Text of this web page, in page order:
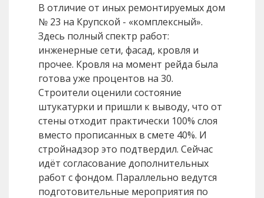
В отличие от иных ремонтируемых дом
№ 23 на Крупской - «комплексный».
Здесь полный спектр работ:
инженерные сети, фасад, кровля и
прочее. Кровля на момент рейда была
готова уже процентов на 30.
Строители оценили состояние
штукатурки и пришли к выводу, что от
стены отходит практически 100% слоя
вместо прописанных в смете 40%. И
стройнадзор это подтвердил. Сейчас
идёт согласование дополнительных
работ с фондом. Параллельно ведутся
подготовительные мероприятия по